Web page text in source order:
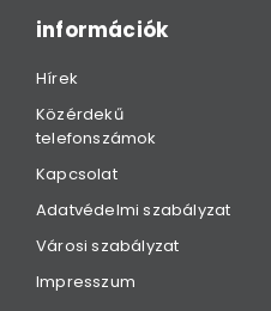
információk
Hírek
Közérdekű
telefonszámok
Kapcsolat
Adatvédelmi szabályzat
Városi szabályzat
Impresszum